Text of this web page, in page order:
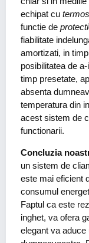
echipat cu
functie de
fiabilitate
amortizati, in
posibilitatea de
timp presetate,
absenta
temperatura din
acest sistem de
functionarii.
Concluzia
un sistem de
este mai eficient
consumul
Faptul ca este
inghet, va ofera
elegant va aduce